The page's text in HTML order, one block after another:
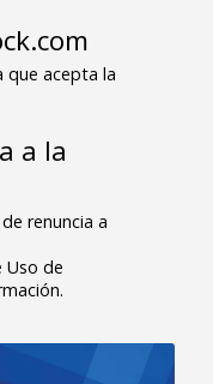
que acepta la
a la
renuncia a
Uso de